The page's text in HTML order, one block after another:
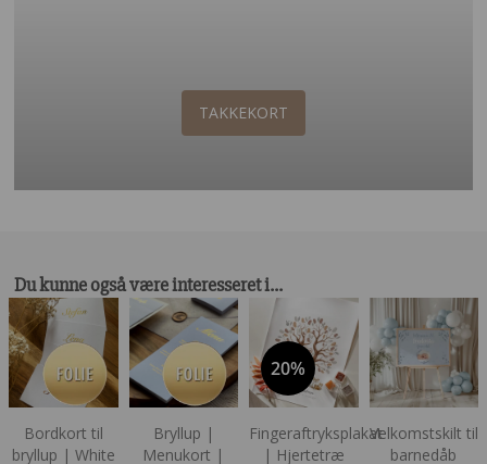
TAKKEKORT
Du kunne også være interesseret i…
Bordkort til
bryllup | White
Bryllup |
Menukort |
20%
Fingeraftryksplakat
| Hjertetræ
Velkomstskilt til
barnedåb